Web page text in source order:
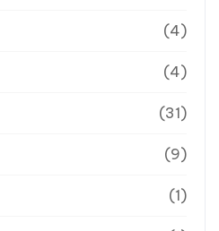
(4)
(4)
(31)
(9)
(1)